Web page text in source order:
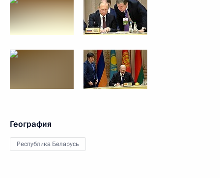
География
Республика Беларусь